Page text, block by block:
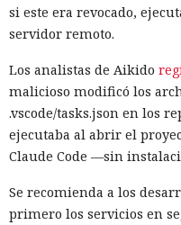
si este era revocado,
servidor remoto.
Los analistas de Aikido
malicioso modificó los
.vscode/tasks.json en los
ejecutaba al abrir el
Claude Code —sin
Se recomienda a los
primero los servicios en
Robar a
fácil: hackers
para enviar